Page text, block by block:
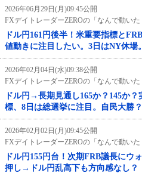
2026年06月29日(月)09:45公開
FXデイトレーダーZEROの「なんで動いた
ドル円161円後半！米重要指標と
値動きに注目したい。3日はNY休場。
2026年02月04日(水)09:38公開
FXデイトレーダーZEROの「なんで動いた
ドル円→長期見通し165か？145か
標、8日は総選挙に注目。自民大勝？
2026年02月02日(月)09:45公開
FXデイトレーダーZEROの「なんで動いた
ドル円155円台！次期FRB議長にウ
押し→ドル円乱高下も方向感なし？